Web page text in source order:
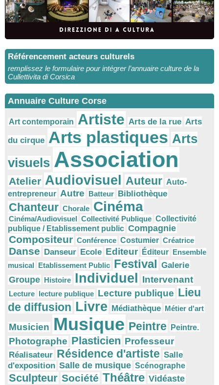
Référencement acteurs culturels
remplissez le formulaire pour intégrer l’annuaire culture de la
Cullettivita di Corsica
Annuaire Culture Corse
Art contemporain Artiste Arts de la rue Arts
du cirque Arts plastiques Arts
visuels Association
Atelier Audiovisuel Auteur Auto-
entrepreneur Autre Batteur Bibliothèque
Chanteur Chorale Cinéma
Cinéma/Audiovisuel Collectivité Publique Collectivité
publique / Etablissement public Compagnie
Compositeur Conférence Costumier Créatrice
Danse Danseur Ecole Editeur Éditeur Ensemble
musical Etablissement Public Festival Galerie
Groupe Histoire Individuel Intervenant
Lecture lecture publique Lecture publique Lieu
de diffusion Livre Médiathèque Métier d'art
Musicien Musique Peintre Peintre.
Photographe Plasticien Professeur
Réalisateur Résidence d'artiste Salle
d'exposition Salle de musique Scénographe
Sculpteur Société Théâtre Vidéaste